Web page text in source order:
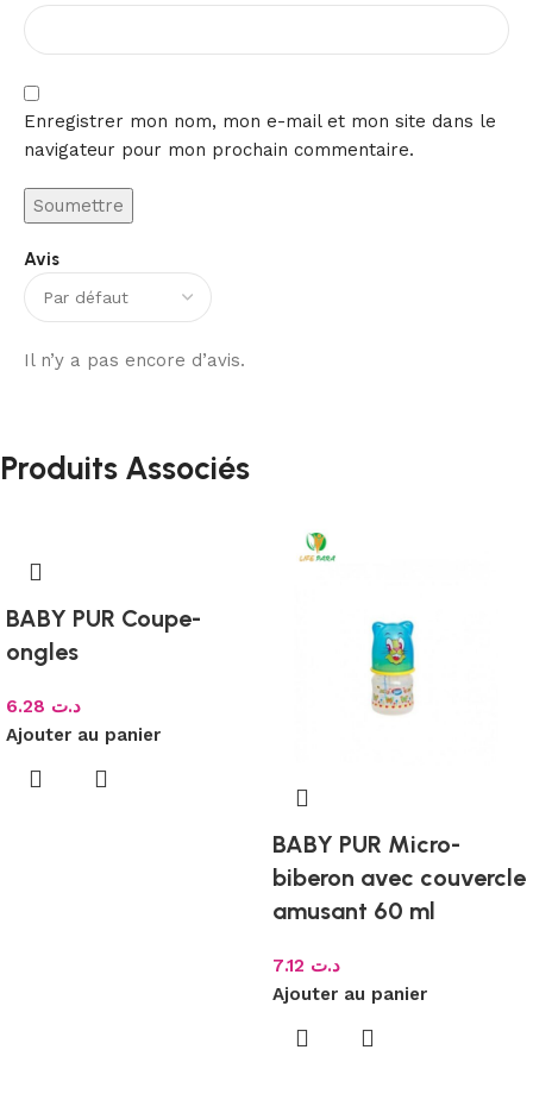
Avis
Il n’y a pas encore d’avis.
Enregistrer mon nom, mon e-mail et mon site dans le
navigateur pour mon prochain commentaire.
Produits Associés
BABY PUR Coupe-
ongles
د.ت
Ajouter au panier
BABY PUR Micro-
biberon avec couvercle
amusant 60 ml
د.ت
Ajouter au panier